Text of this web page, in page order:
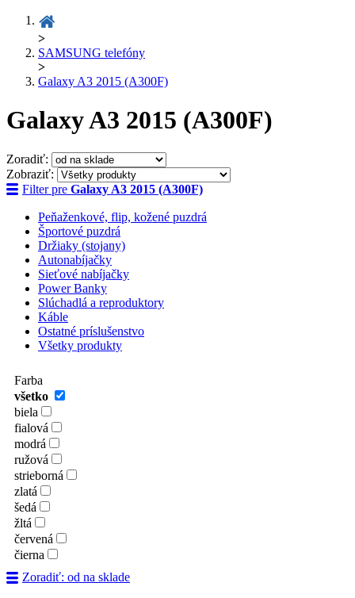
>
SAMSUNG telefóny
>
Galaxy A3 2015 (A300F)
Galaxy A3 2015 (A300F)
Zoradiť:
Zobraziť:
Filter pre Galaxy A3 2015 (A300F)
Peňaženkové, flip, kožené puzdrá
Športové puzdrá
Držiaky (stojany)
Autonabíjačky
Sieťové nabíjačky
Power Banky
Slúchadlá a reproduktory
Káble
Ostatné príslušenstvo
Všetky produkty
Farba
všetko
biela
fialová
modrá
ružová
strieborná
zlatá
šedá
žltá
červená
čierna
Zoradiť: od na sklade